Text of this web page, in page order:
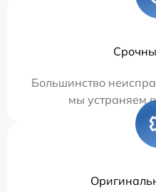
Большинство
мы устраняем